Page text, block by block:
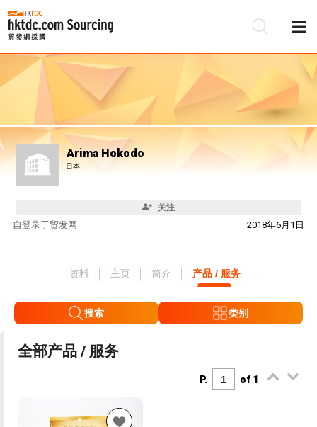
Arima Hokodo
日本
关注
自 2018年6月1日
登录于贸发网
资料 主页 简介 产品 / 服务
搜索 类别
全部产品 / 服务
P. of 1